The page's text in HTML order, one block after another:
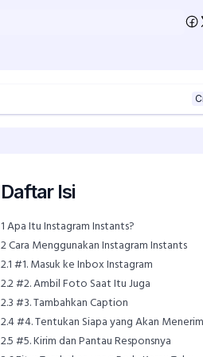
Daftar Isi
1Apa Itu Instagram Instants?
2Cara Menggunakan Instagram Instants
2.1#1. Masuk ke Inbox Instagram
2.2#2. Ambil Foto Saat Itu Juga
2.3#3. Tambahkan Caption
2.4#4. Tentukan Siapa yang Akan
2.5#5. Kirim dan Pantau Responsnya